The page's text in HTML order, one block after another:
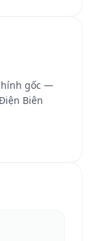
gốc —
Biên